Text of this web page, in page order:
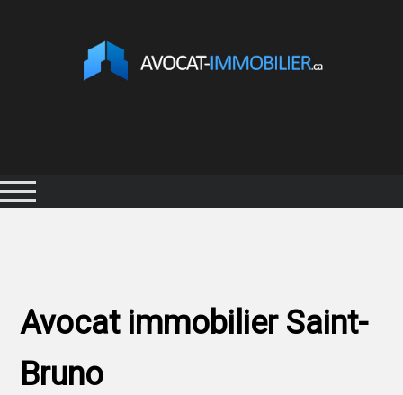
Avocat immobilier Saint-
Bruno